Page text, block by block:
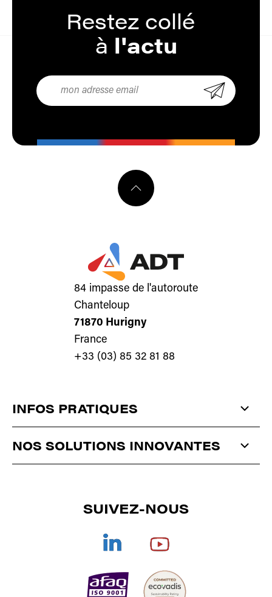
Restez collé
à l'actu
84 impasse de l'autoroute
Chanteloup
71870 Hurigny
France
+33 (03) 85 32 81 88
INFOS PRATIQUES
QUI SOMMES-NOUS ?
ACTUALITÉS
NOS SOLUTIONS INNOVANTES
PLASMA/PULVÉRISATION SÉCHAGE
TRAITEMENT DE L'AIR
OFFRE GLOBALE
SUIVEZ-NOUS